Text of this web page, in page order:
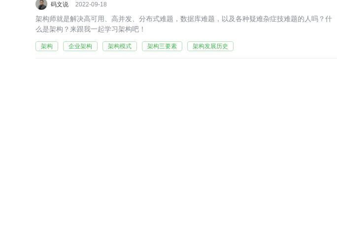
码文说 2022-09-18
架构师就是解决高可用、高并发、分布式难题，数据库难题，以及各种疑难杂症技难题的人吗？什
么是架构？来跟我一起学习架构吧！
架构 企业架构 架构模式 架构三要素 架构发展历史